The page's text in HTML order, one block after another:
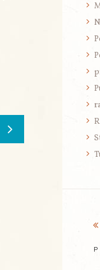
P